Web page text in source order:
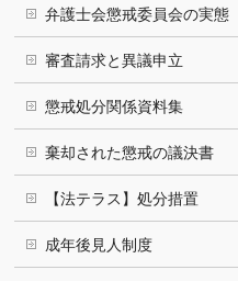
弁護士会懲戒委員会の実態
審査請求と異議申立
懲戒処分関係資料集
棄却された懲戒の議決書
【法テラス】処分措置
成年後見人制度